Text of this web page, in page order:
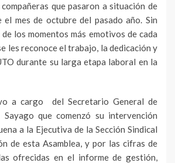
que pasaron a situación de
el mes de octubre del pasado año. Sin
los momentos más emotivos de cada
les reconoce el trabajo, la dedicación y
durante su larga etapa laboral en la
a cargo del Secretario General de
Sayago que comenzó su intervención
a la Ejecutiva de la Sección Sindical
de esta Asamblea, y por las cifras de
ofrecidas en el informe de gestión,